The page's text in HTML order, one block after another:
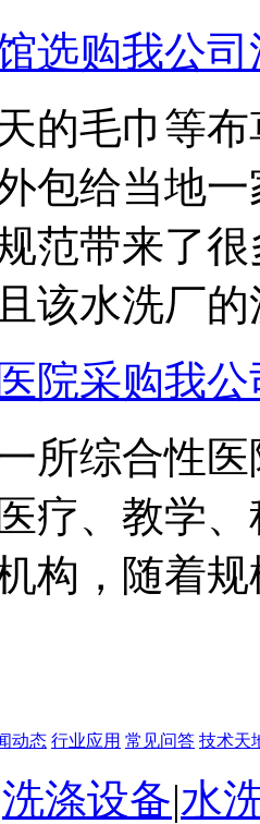
选购我公
的毛巾等
包给当地
范带来了
该水洗厂
院采购我
所综合性
疗、教学
构，随着
动态 行业应用 常见问答 技术天
洗涤设备|水